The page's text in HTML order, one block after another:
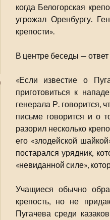
когда Белогорская
угрожал Оренбургу.
крепости».
В центре беседы —
«Если известие о
приготовиться к
генерала Р. говорится,
письме говорится и о
разорил несколько
его «злодейской
постарался урядник,
«невиданной силе»,
Учащиеся обычно
крепость, но не
Пугачева среди